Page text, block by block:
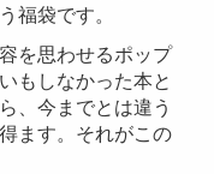
福袋です。
を思わせるポップ
もしなかった本と
、今までとは違う
ます。それがこの